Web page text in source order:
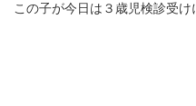
この子が今日は３歳児検診受け